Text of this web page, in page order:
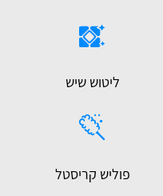
ליטוש שיש
פוליש קריסטל